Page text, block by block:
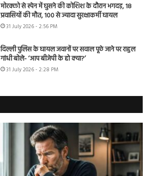
मोरक्को से स्पेन में घुसने की कोशिश के दौरान भगदड़, 18
प्रवासियों की मौत, 100 से ज्यादा सुरक्षाकर्मी घायल
31 July 2026 - 2:56 PM
दिल्ली पुलिस के घायल जवानों पर सवाल पूछे जाने पर राहुल
गांधी बोले- ‘आप बीजेपी के हो क्या?’
31 July 2026 - 2:28 PM